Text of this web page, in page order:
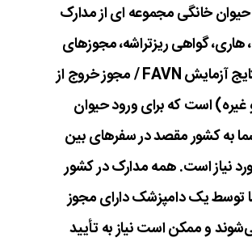
خانگی مجموعه ای از مدارک
گواهی ریزتراشه، مجوزهای
واردات، نتایج آزمایش FAVN / مجوز خروج از
غیره) است که برای ورود حیوان
به کشور مقصد در سفرهای بین
نیاز است. همه مدارک در کشور
توسط یک دامپزشک دارای مجوز
و ممکن است نیاز به تأیید